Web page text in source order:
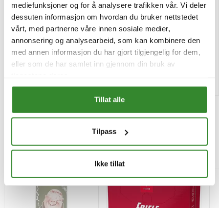
mediefunksjoner og for å analysere trafikken vår. Vi deler
dessuten informasjon om hvordan du bruker nettstedet
vårt, med partnerne våre innen sosiale medier,
annonsering og analysearbeid, som kan kombinere den
med annen informasjon du har gjort tilgjengelig for dem,
eller som de har samlet inn gjennom din bruk av
Tillat alle
Tilpass
Ikke tillat
Mac'n cheese 65g rett i
koppen
Pris
kr 23,38 /stk
Tilgjengelig
Kjøp
Fullkornsris lang øk. 700g
Pris
kr 86,09
Bestillingsvare
Kjøp
Mest besøkt
-15%